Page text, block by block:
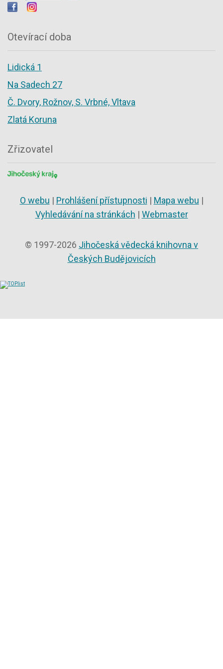
Otevírací doba
Lidická 1
Na Sadech 27
Č. Dvory, Rožnov, S. Vrbné, Vltava
Zlatá Koruna
Zřizovatel
O webu | Prohlášení přístupnosti | Mapa webu |
Vyhledávání na stránkách | Webmaster
© 1997-2026 Jihočeská vědecká knihovna v
Českých Budějovicích